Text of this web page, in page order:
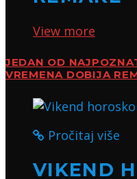
View more
JEDAN OD
VREMENA DOBIJA
Pročitaj više
VIKEND